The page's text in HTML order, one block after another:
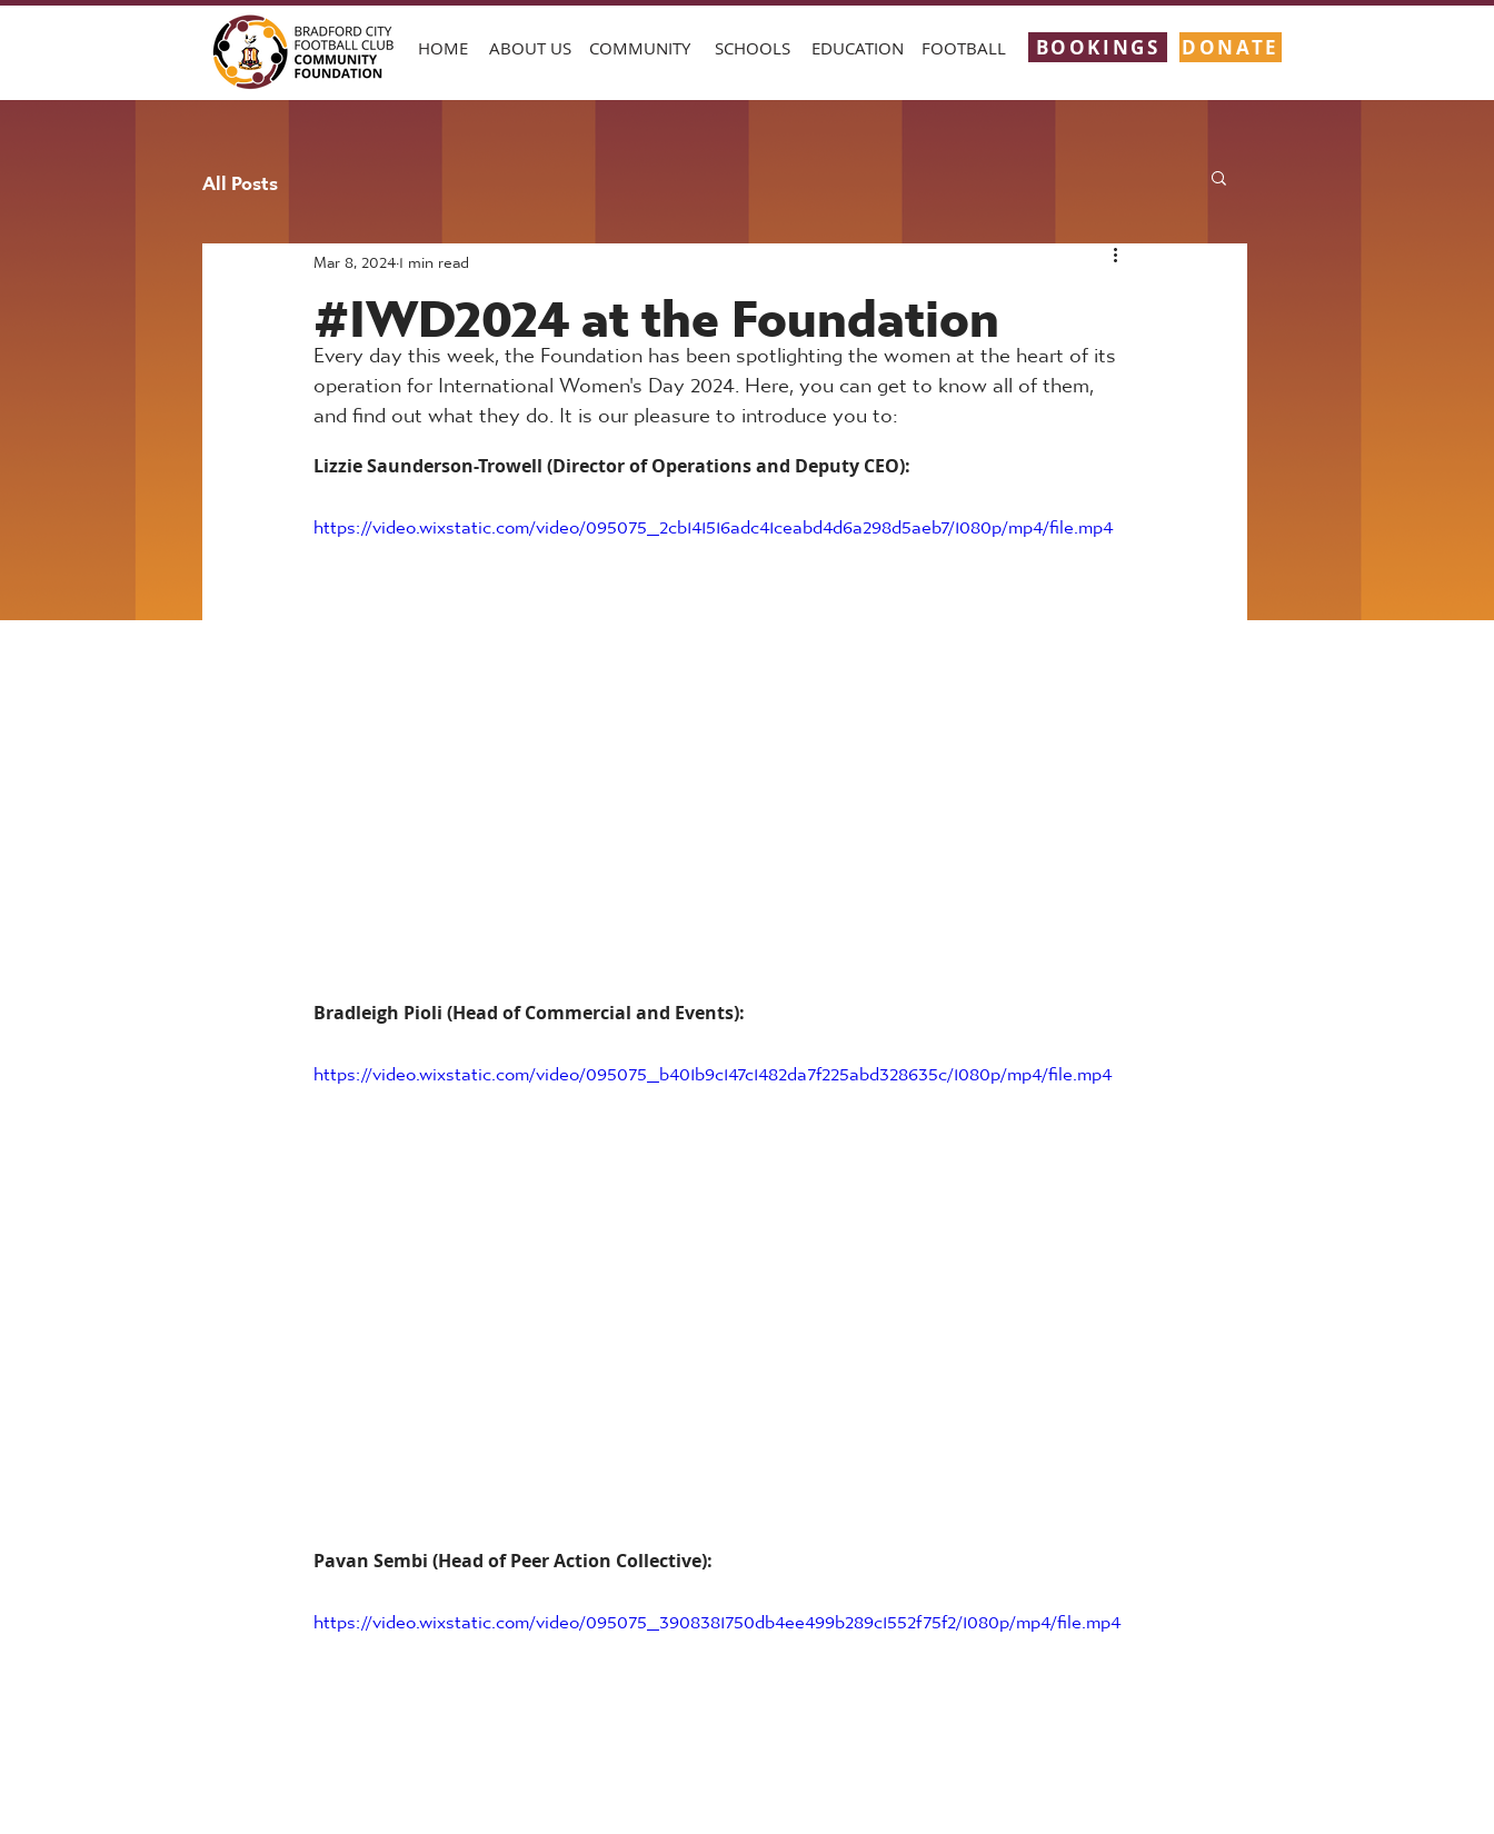
HOME ABOUT US COMMUNITY SCHOOLS EDUCATION FOOTBALL BOOKINGS DONATE
All Posts
#IWD2024 at the Foundation
Mar 8, 20241 min read
Every day this week, the Foundation has been spotlighting the women at the heart of its
operation for International Women's Day 2024. Here, you can get to know all of them,
and find out what they do. It is our pleasure to introduce you to:
Lizzie Saunderson-Trowell (Director of Operations and Deputy CEO):
https://video.wixstatic.com/video/095075_2cb141516adc41ceabd4d6a298d5aeb7/1080p/mp4/file.mp4
Bradleigh Pioli (Head of Commercial and Events):
https://video.wixstatic.com/video/095075_b401b9c147c1482da7f225abd328635c/1080p/mp4/file.mp4
Pavan Sembi (Head of Peer Action Collective):
https://video.wixstatic.com/video/095075_3908381750db4ee499b289c1552f75f2/1080p/mp4/file.mp4